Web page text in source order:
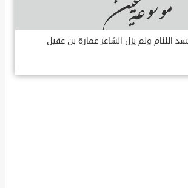
اللئام ولم يزل الشاعر عمارة بن عقيل